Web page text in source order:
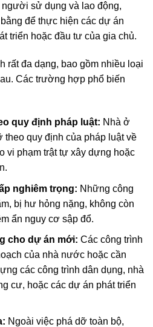
sử dụng và lao động,
để thực hiện các dự án
triển hoặc đầu tư của gia chủ.
rất đa dạng, bao gồm nhiều loại
Các trường hợp phổ biến
quy định pháp luật: Nhà ở
theo quy định của pháp luật về
vi phạm trật tự xây dựng hoặc
nghiêm trọng: Những công
bị hư hỏng nặng, không còn
ẩn nguy cơ sập đổ.
cho dự án mới: Các công trình
của nhà nước hoặc cần
các công trình dân dụng, nhà
cư, hoặc các dự án phát triển
Ngoài việc phá dỡ toàn bộ,